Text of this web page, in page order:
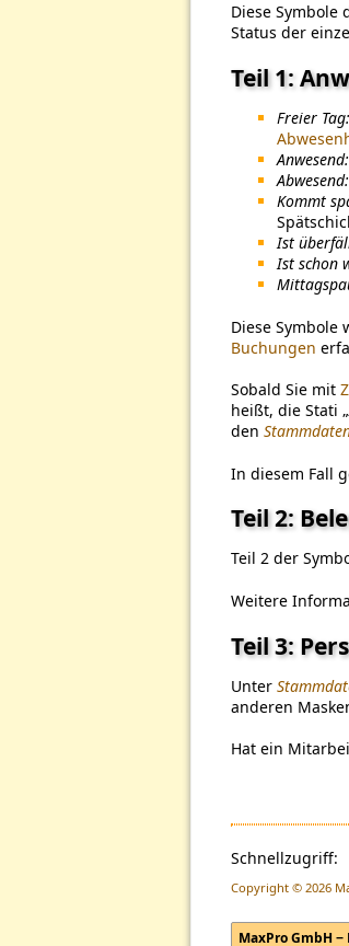
Diese Symbole
Status der
Teil 1:
Freier Tag:
Anwesend:
Abwesend:
Kommt
Ist
Ist schon
Diese
Buchungen
Sobald Sie mit
heißt, die Stati „
den
In diesem Fall
Teil 2:
Teil 2 der
Weitere
Teil 3:
Unter
anderen
Hat ein
Schnellzugriff:
Copyright © 2026
MaxPro GmbH